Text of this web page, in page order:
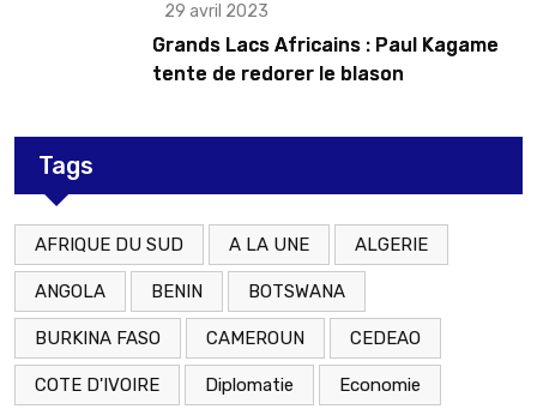
29 avril 2023
Grands Lacs Africains : Paul Kagame
tente de redorer le blason
Tags
AFRIQUE DU SUD A LA UNE ALGERIE
ANGOLA BENIN BOTSWANA
BURKINA FASO CAMEROUN CEDEAO
COTE D'IVOIRE Diplomatie Economie